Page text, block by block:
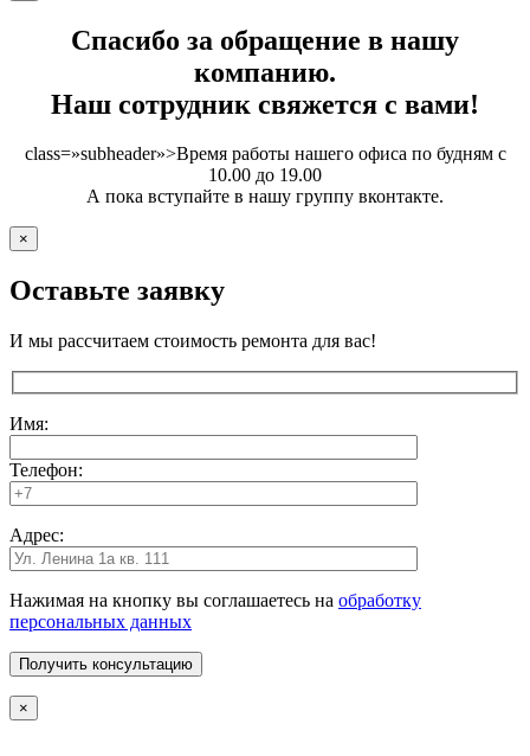
Спасибо за обращение в нашу
компанию.
Наш сотрудник свяжется с вами!
class=»subheader»>Время работы нашего офиса по будням с
10.00 до 19.00
А пока вступайте в нашу группу вконтакте.
×
Оставьте заявку
И мы рассчитаем стоимость ремонта для вас!
Имя:
Телефон:
Адрес:
Нажимая на кнопку вы соглашаетесь на обработку
персональных данных
×